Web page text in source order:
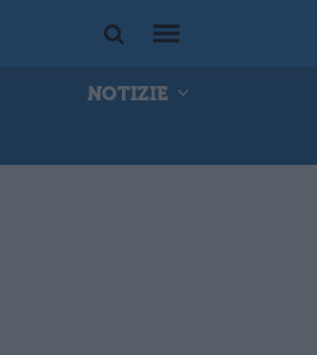
NOTIZIE